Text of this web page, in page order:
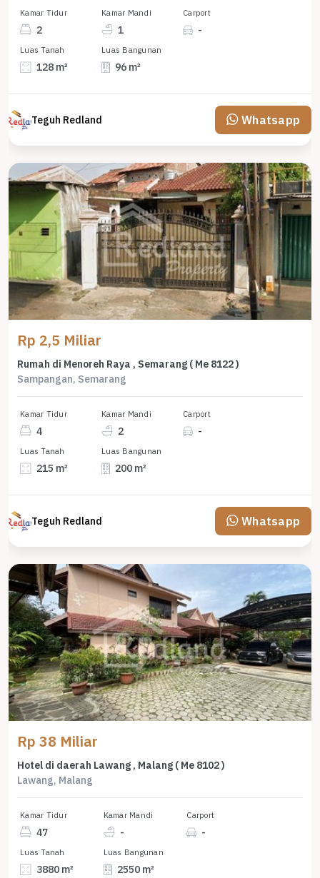
Kamar Tidur
2
Kamar Mandi
1
Carport
-
Luas Tanah
128 m²
Luas Bangunan
96 m²
Teguh Redland Whatsapp
Rp 2,5 Miliar
Rumah di Menoreh Raya , Semarang ( Me 8122 )
Sampangan, Semarang
Kamar Tidur
4
Kamar Mandi
2
Carport
-
Luas Tanah
215 m²
Luas Bangunan
200 m²
Teguh Redland Whatsapp
Rp 38 Miliar
Hotel di daerah Lawang , Malang ( Me 8102 )
Lawang, Malang
Kamar Tidur
47
Kamar Mandi
-
Carport
-
Luas Tanah
3880 m²
Luas Bangunan
2550 m²